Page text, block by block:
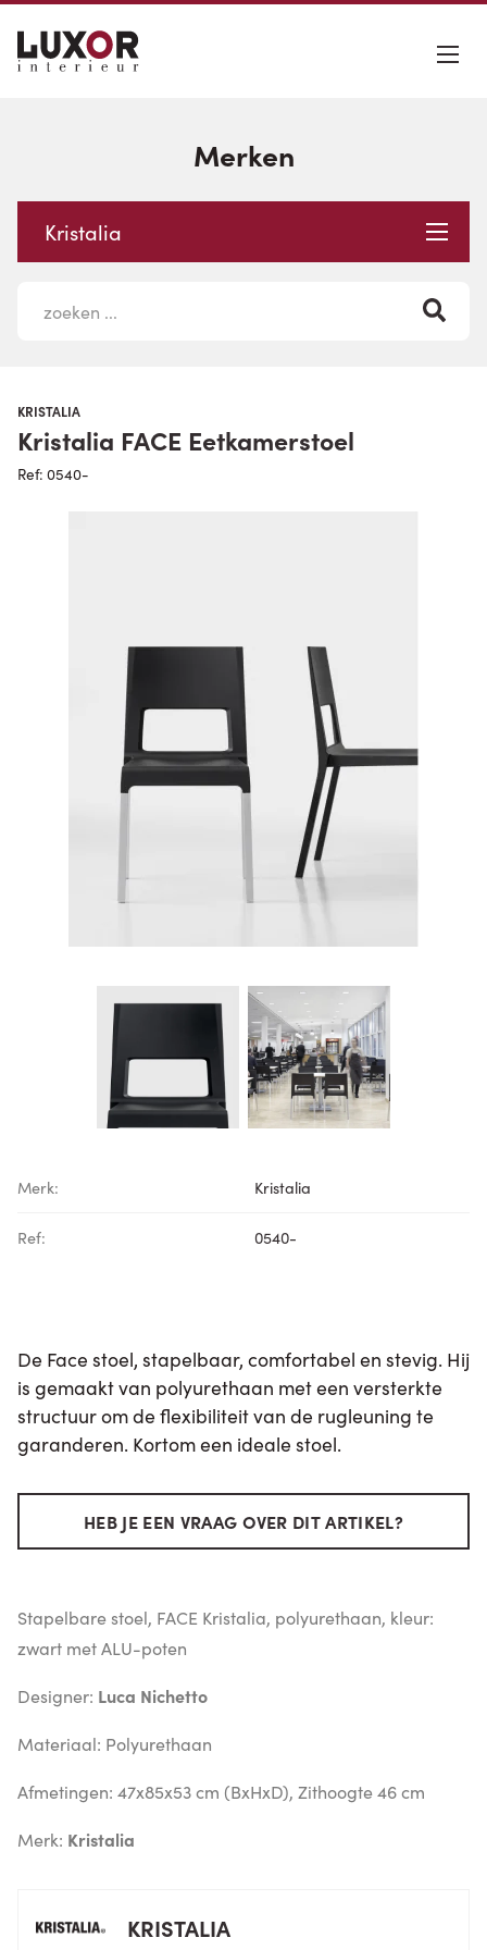
Merken
Kristalia
KRISTALIA
Kristalia FACE Eetkamerstoel
Ref: 0540-
Merk: Kristalia
Ref: 0540-
De Face stoel, stapelbaar, comfortabel en stevig. Hij
is gemaakt van polyurethaan met een versterkte
structuur om de flexibiliteit van de rugleuning te
garanderen. Kortom een ideale stoel.
HEB JE EEN VRAAG OVER DIT ARTIKEL?
Stapelbare stoel, FACE Kristalia, polyurethaan, kleur:
zwart met ALU-poten
Designer: Luca Nichetto
Materiaal: Polyurethaan
Afmetingen: 47x85x53 cm (BxHxD), Zithoogte 46 cm
Merk: Kristalia
KRISTALIA